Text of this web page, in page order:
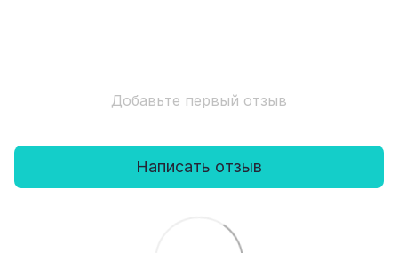
Добавьте первый отзыв
Написать отзыв